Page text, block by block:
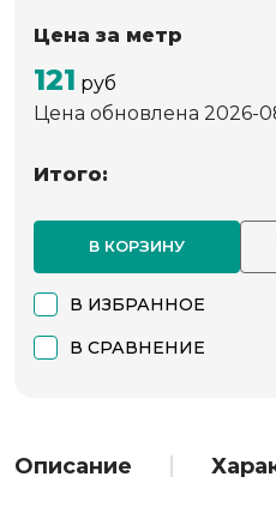
Цена за метр
121 руб
Цена обновлена 2026-
Итого:
В КОРЗИНУ
В ИЗБРАННОЕ
В СРАВНЕНИЕ
Описание